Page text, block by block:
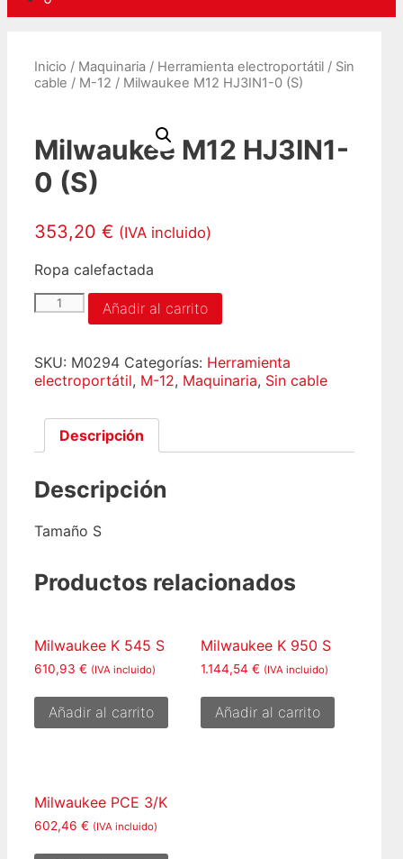
Inicio / Maquinaria / Herramienta electroportátil / Sin
cable / M-12 / Milwaukee M12 HJ3IN1-0 (S)
Milwaukee M12 HJ3IN1-
0 (S)
353,20 € (IVA incluido)
Ropa calefactada
Milwaukee
M12
0
(S)
cantidad
Añadir al carrito
SKU: M0294 Categorías: Herramienta
electroportátil, M-12, Maquinaria, Sin cable
Descripción
Descripción
Tamaño S
Productos relacionados
Milwaukee K 545 S
610,93 € (IVA incluido)
Añadir al carrito
Milwaukee K 950 S
1.144,54€ (IVA incluido)
Añadir al carrito
Milwaukee PCE 3/K
602,46 € (IVA incluido)